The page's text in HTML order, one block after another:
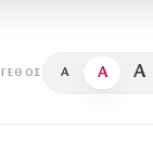
A A A